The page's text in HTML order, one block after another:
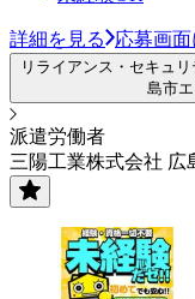
詳細を見る 応募画
リライアンス・セキュ
島市
派遣労働者
三陽工業株式会社